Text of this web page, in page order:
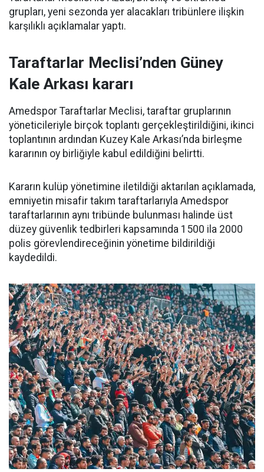
grupları, yeni sezonda yer alacakları tribünlere ilişkin
karşılıklı açıklamalar yaptı.
Taraftarlar Meclisi’nden Güney
Kale Arkası kararı
Amedspor Taraftarlar Meclisi, taraftar gruplarının
yöneticileriyle birçok toplantı gerçekleştirildiğini, ikinci
toplantının ardından Kuzey Kale Arkası’nda birleşme
kararının oy birliğiyle kabul edildiğini belirtti.
Kararın kulüp yönetimine iletildiği aktarılan açıklamada,
emniyetin misafir takım taraftarlarıyla Amedspor
taraftarlarının aynı tribünde bulunması halinde üst
düzey güvenlik tedbirleri kapsamında 1500 ila 2000
polis görevlendireceğinin yönetime bildirildiği
kaydedildi.